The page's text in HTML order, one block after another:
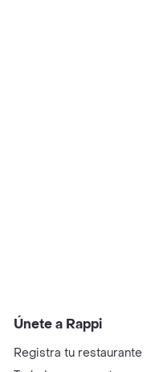
Únete a Rappi
Registra tu restaurante